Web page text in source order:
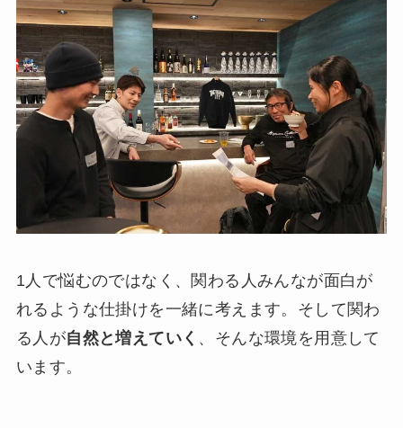
1人で悩むのではなく、関わる人みんなが面白が
れるような仕掛けを一緒に考えます。そして関わ
る人が自然と増えていく 、そんな環境を用意して
います。